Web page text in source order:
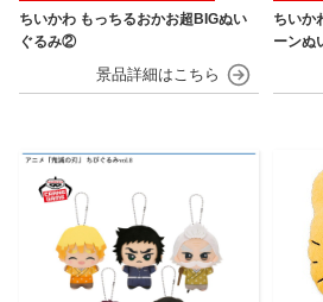
ちいかわ もっちるおかお超BIGぬい
ぐるみ②
ちいか
ーンぬ